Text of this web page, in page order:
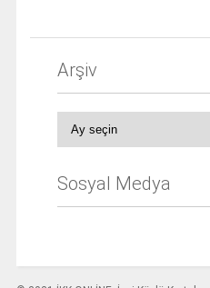
Arşiv
Sosyal Medya